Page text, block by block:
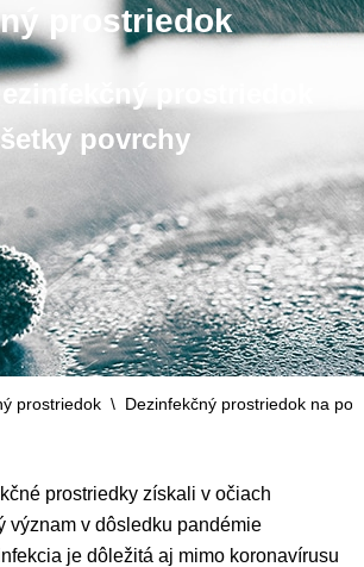
prostriedok
prostriedok
povrchy
prostriedok \ Dezinfekčný prostriedok na
prostriedky získali v očiach
význam v dôsledku pandémie
je dôležitá aj mimo koronavírusu